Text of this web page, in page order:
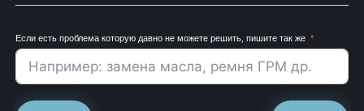
Если есть проблема которую давно не можете решить, пишите так же